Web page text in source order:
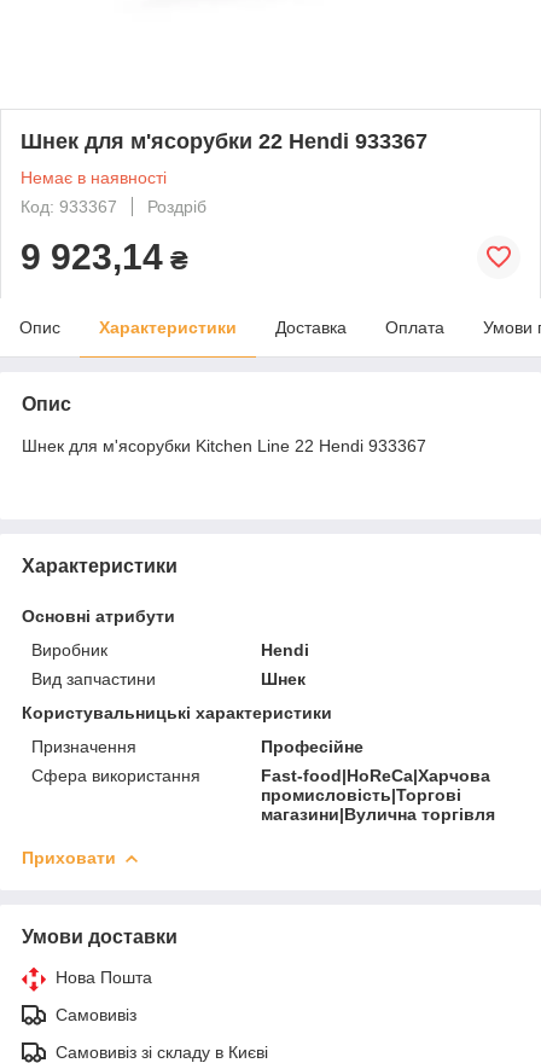
Шнек для м'ясорубки 22 Hendi 933367
Немає в наявності
Код: 933367
Роздріб
9 923,14 ₴
Опис Характеристики Доставка Оплата Умови
Опис
Шнек для м'ясорубки Kitchen Line 22 Hendi 933367
Характеристики
Основні атрибути
Виробник
Hendi
Вид запчастини
Шнек
Користувальницькі характеристики
Призначення
Професійне
Сфера використання
Fast-food|HoReCa|Харчова
промисловість|Торгові
магазини|Вулична торгівля
Приховати
Умови доставки
Нова Пошта
Самовивіз
Самовивіз зі складу в Києві